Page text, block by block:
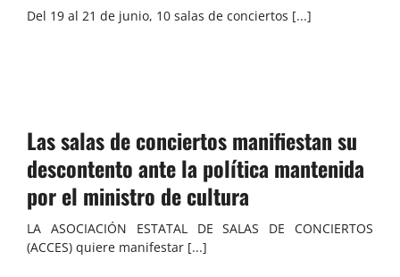
Del 19 al 21 de junio, 10 salas de conciertos [...]
Las salas de conciertos manifiestan su
descontento ante la política mantenida
por el ministro de cultura
LA ASOCIACIÓN ESTATAL DE SALAS DE CONCIERTOS
(ACCES) quiere manifestar [...]